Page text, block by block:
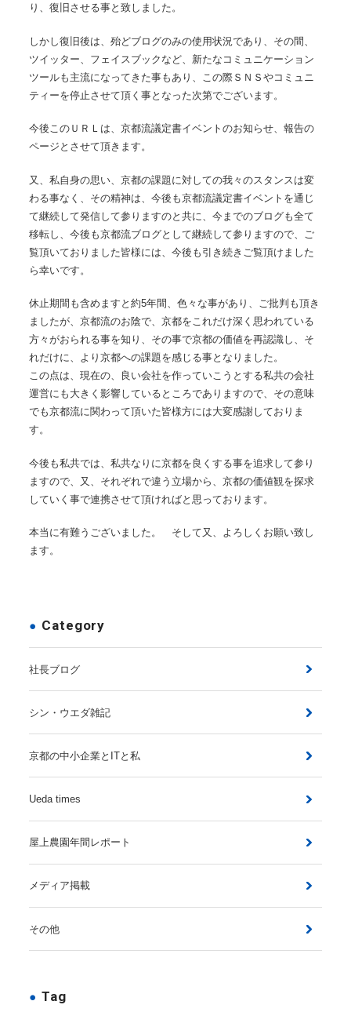
り、復旧させる事と致しました。
しかし復旧後は、殆どブログのみの使用状況であり、その間、
ツイッター、フェイスブックなど、新たなコミュニケーション
ツールも主流になってきた事もあり、この際ＳＮＳやコミュニ
ティーを停止させて頂く事となった次第でございます。
今後このＵＲＬは、京都流議定書イベントのお知らせ、報告の
ページとさせて頂きます。
又、私自身の思い、京都の課題に対しての我々のスタンスは変
わる事なく、その精神は、今後も京都流議定書イベントを通じ
て継続して発信して参りますのと共に、今までのブログも全て
移転し、今後も京都流ブログとして継続して参りますので、ご
覧頂いておりました皆様には、今後も引き続きご覧頂けました
ら幸いです。
休止期間も含めますと約5年間、色々な事があり、ご批判も頂き
ましたが、京都流のお陰で、京都をこれだけ深く思われている
方々がおられる事を知り、その事で京都の価値を再認識し、そ
れだけに、より京都への課題を感じる事となりました。
この点は、現在の、良い会社を作っていこうとする私共の会社
運営にも大きく影響しているところでありますので、その意味
でも京都流に関わって頂いた皆様方には大変感謝しておりま
す。
今後も私共では、私共なりに京都を良くする事を追求して参り
ますので、又、それぞれで違う立場から、京都の価値観を探求
していく事で連携させて頂ければと思っております。
本当に有難うございました。 そして又、よろしくお願い致し
ます。
Category
社長ブログ
シン・ウエダ雑記
京都の中小企業とITと私
Ueda times
屋上農園年間レポート
メディア掲載
その他
Tag